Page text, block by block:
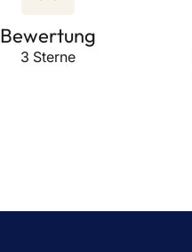
Bewertung
3 Sterne